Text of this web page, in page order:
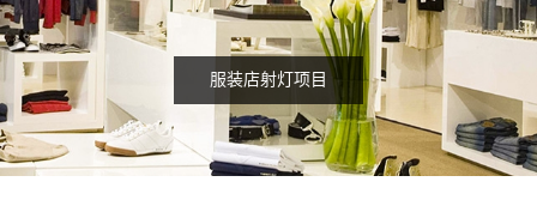
服装店射灯项目